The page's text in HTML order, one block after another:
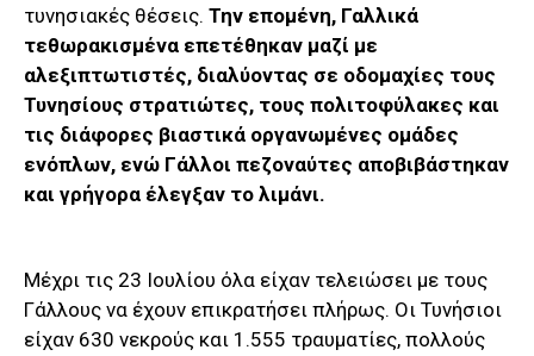
τυνησιακές θέσεις. Την επομένη, Γαλλικά
τεθωρακισμένα επετέθηκαν μαζί με
αλεξιπτωτιστές, διαλύοντας σε οδομαχίες τους
Τυνησίους στρατιώτες, τους πολιτοφύλακες και
τις διάφορες βιαστικά οργανωμένες ομάδες
ενόπλων, ενώ Γάλλοι πεζοναύτες αποβιβάστηκαν
και γρήγορα έλεγξαν το λιμάνι.
Μέχρι τις 23 Ιουλίου όλα είχαν τελειώσει με τους
Γάλλους να έχουν επικρατήσει πλήρως. Οι Τυνήσιοι
είχαν 630 νεκρούς και 1.555 τραυματίες, πολλούς